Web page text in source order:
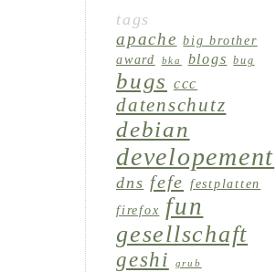
tags
apache big brother
award
bka blogs bug
bugs ccc
datenschutz
debian
developement
dns fefe festplatten
firefox fun
gesellschaft
geshi grub